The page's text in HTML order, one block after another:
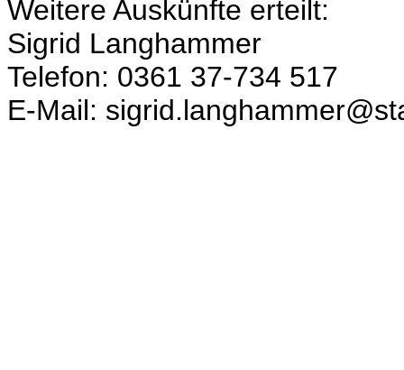
Weitere Auskünfte erteilt:
Sigrid Langhammer
Telefon: 0361 37-734 517
E-Mail: